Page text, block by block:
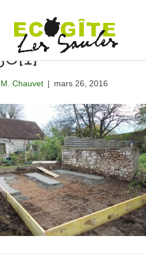
M. Chauvet | mars 26, 2016